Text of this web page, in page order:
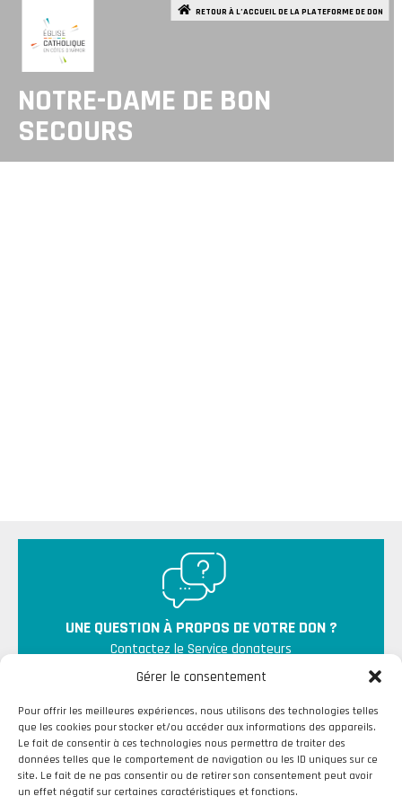
Gérer le consentement
Pour offrir les meilleures expériences, nous utilisons des technologies telles
que les cookies pour stocker et/ou accéder aux informations des appareils.
Le fait de consentir à ces technologies nous permettra de traiter des
données telles que le comportement de navigation ou les ID uniques sur ce
site. Le fait de ne pas consentir ou de retirer son consentement peut avoir
un effet négatif sur certaines caractéristiques et fonctions.
RETOUR À L’ACCUEIL DE LA PLATEFORME DE DON
NOTRE-DAME DE BON
SECOURS
UNE QUESTION À PROPOS DE VOTRE DON ?
Contactez le Service donateurs